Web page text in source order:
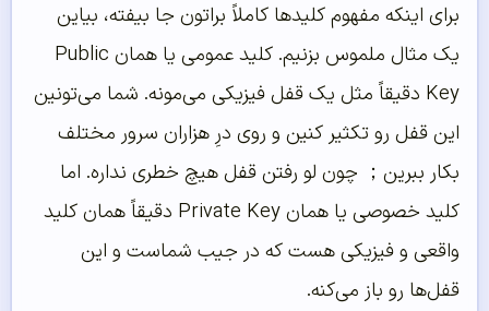
برای اینکه مفهوم کلیدها کاملاً براتون جا بیفته، بیاین
یک مثال ملموس بزنیم. کلید عمومی یا همان Public
Key دقیقاً مثل یک قفل فیزیکی می‌مونه. شما می‌تونین
این قفل رو تکثیر کنین و روی درِ هزاران سرور مختلف
بکار ببرین； چون لو رفتن قفل هیچ خطری نداره. اما
کلید خصوصی یا همان Private Key دقیقاً همان کلید
واقعی و فیزیکی هست که در جیب شماست و این
قفل‌ها رو باز می‌کنه.